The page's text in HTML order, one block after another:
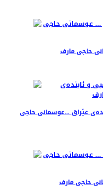
حاجی مارف
عێراق …عوسمانی حاجی
حاجی مارف